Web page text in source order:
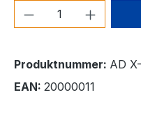
Produkt
Produktnummer: AD
EAN: 20000011